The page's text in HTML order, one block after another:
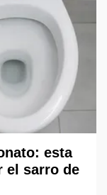
esta
el sarro de